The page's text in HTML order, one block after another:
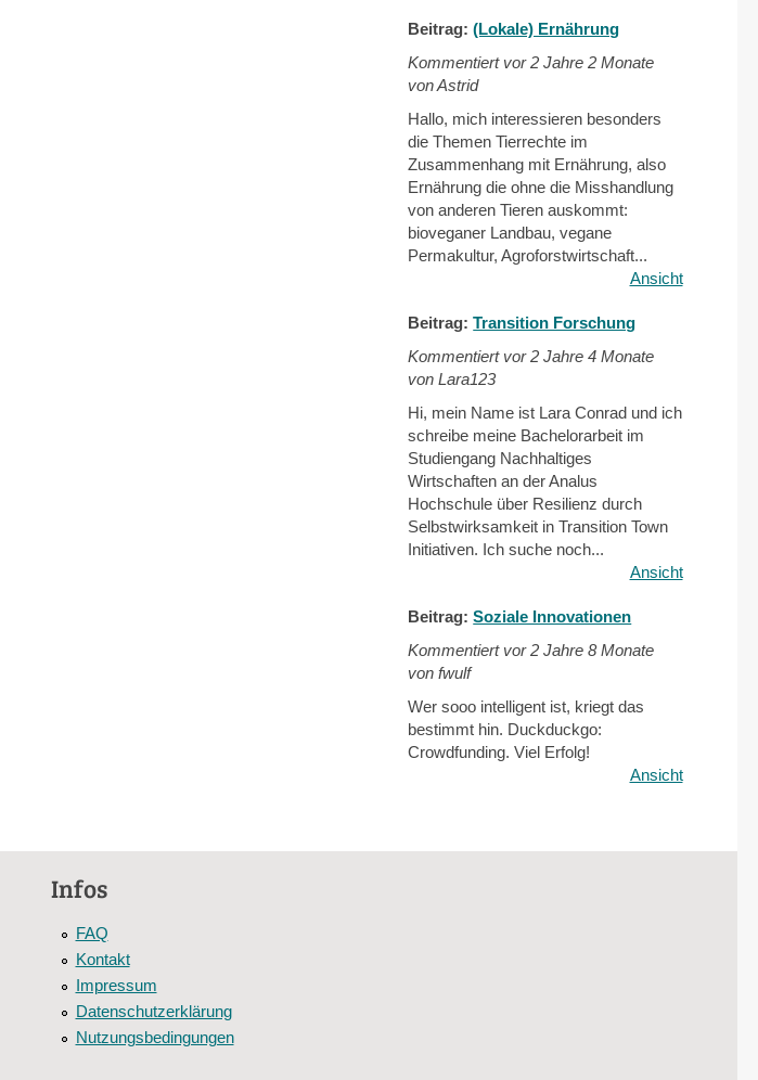
Beitrag:(Lokale) Ernährung
Kommentiert vor2 Jahre 2 Monate
von Astrid
Hallo, mich interessieren besonders
die Themen Tierrechte im
Zusammenhang mit Ernährung, also
Ernährung die ohne die Misshandlung
von anderen Tieren auskommt:
bioveganer Landbau, vegane
Permakultur, Agroforstwirtschaft...
Ansicht
Beitrag:Transition Forschung
Kommentiert vor2 Jahre 4 Monate
von Lara123
Hi, mein Name ist Lara Conrad und ich
schreibe meine Bachelorarbeit im
Studiengang Nachhaltiges
Wirtschaften an der Analus
Hochschule über Resilienz durch
Selbstwirksamkeit in Transition Town
Initiativen. Ich suche noch...
Ansicht
Beitrag:Soziale Innovationen
Kommentiert vor2 Jahre 8 Monate
von fwulf
Wer sooo intelligent ist, kriegt das
bestimmt hin. Duckduckgo:
Crowdfunding. Viel Erfolg!
Ansicht
Infos
FAQ
Kontakt
Impressum
Datenschutzerklärung
Nutzungsbedingungen